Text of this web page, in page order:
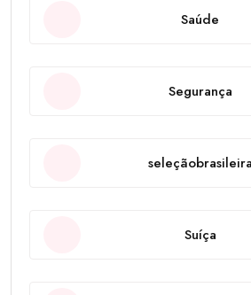
Saúde
Segurança
seleçãobrasileira
Suíça